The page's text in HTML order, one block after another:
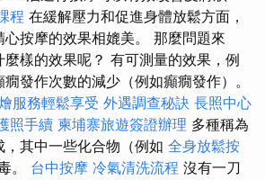
程 在緩解壓力和促進身體放鬆方面，
按摩的效果相媲美。 那麼問題來
樣的效果呢？ 有可測量的效果，例
發作次數的減少（例如癲癇發作）。
服務輕鬆享受 外遇調查秘訣 長照中心
照手續 柬埔寨旅遊簽證辦理 多種稱為
其中一些化合物（例如 全身放鬆按
。 台中按摩 冷氣清洗流程 沒有一刀